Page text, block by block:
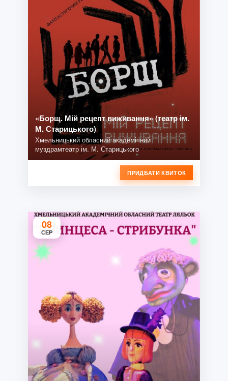
«Борщ. Мій рецепт виживання» (театр ім.
М. Старицького)
Хмельницький обласний академічний
муздрамтеатр ім. М. Старицького
ПРИДБАТИ КВИТОК
08
СЕР